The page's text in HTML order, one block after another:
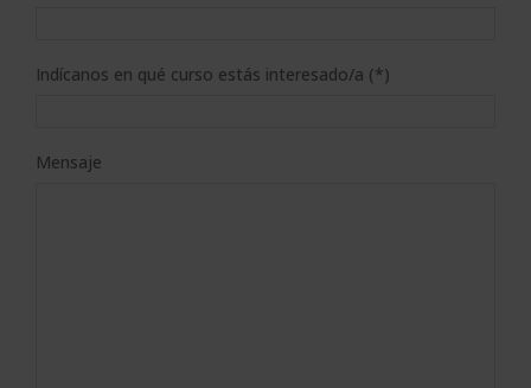
Indícanos en qué curso estás interesado/a (*)
Mensaje